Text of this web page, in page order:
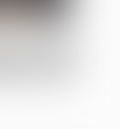
dans
et des